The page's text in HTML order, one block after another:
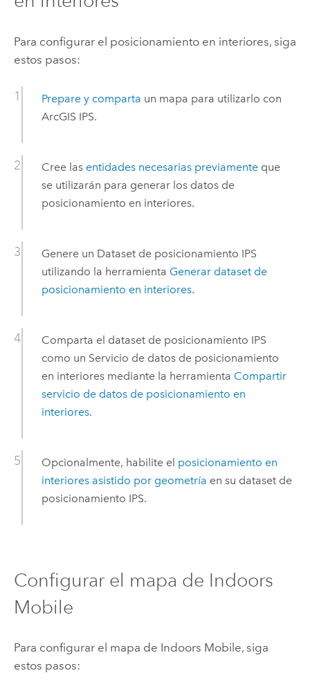
Para configurar el posicionamiento en interiores, siga
estos pasos:
Prepare y comparta un mapa para utilizarlo con
ArcGIS IPS.
Cree las entidades necesarias previamenteque
se utilizarán para generar los datos de
posicionamiento en interiores.
Genere un Dataset de posicionamiento IPS
utilizando la herramienta Generar dataset de
posicionamiento en interiores.
Comparta el dataset de posicionamiento IPS
como un Servicio de datos de posicionamiento
en interiores mediante la herramienta Compartir
servicio de datos de posicionamiento en
interiores.
Opcionalmente, habilite el posicionamiento en
interiores asistido por geometría en su dataset de
posicionamiento IPS.
Configurar el mapa de Indoors
Mobile
Para configurar el mapa de Indoors Mobile, siga
estos pasos: